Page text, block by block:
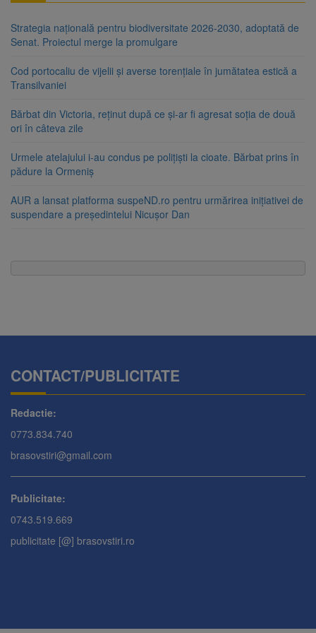
Strategia națională pentru biodiversitate 2026-2030, adoptată de
Senat. Proiectul merge la promulgare
Cod portocaliu de vijelii și averse torențiale în jumătatea estică a
Transilvaniei
Bărbat din Victoria, reținut după ce și-ar fi agresat soția de două
ori în câteva zile
Urmele atelajului i-au condus pe polițiști la cioate. Bărbat prins în
pădure la Ormeniș
AUR a lansat platforma suspeND.ro pentru urmărirea inițiativei de
suspendare a președintelui Nicușor Dan
CONTACT/PUBLICITATE
Redactie:
0773.834.740
brasovstiri@gmail.com
Publicitate:
0743.519.669
publicitate [@] brasovstiri.ro